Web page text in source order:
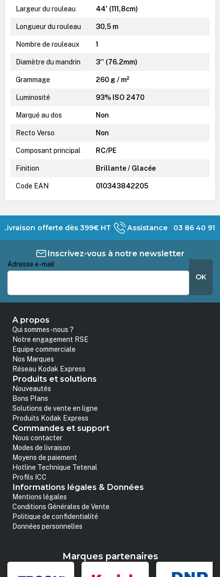
Largeur du rouleau 44' (111,8cm)
Longueur du rouleau 30,5 m
Nombre de rouleaux 1
Diamètre du mandrin 3'' (76.2mm)
Grammage 260 g / m²
Luminosité 93% ISO 2470
Marqué au dos Non
Recto Verso Non
Composant principal RC/PE
Finition Brillante / Glacée
Code EAN 010343842205
Livraison offerte dès 399€ HT Assistance 03 86 40 91
Inscrivez-vous à notre newsletter
Adresse e-mail *
OK
A propos
Qui sommes-nous ?
Notre engagement RSE
Equipe commerciale
Nos Marques
Réseau Kodak Express
Produits et solutions
Nouveautés
Bons Plans
Solutions de vente en ligne
Produits Kodak Express
Commandes et support
Nous contacter
Modes de livraison
Moyens de paiement
Hotline Technique Tetenal
Profils ICC
Informations légales & Données
Mentions légales
Conditions Générales de Vente
Politique de confidentialité
Données personnelles
Marques partenaires